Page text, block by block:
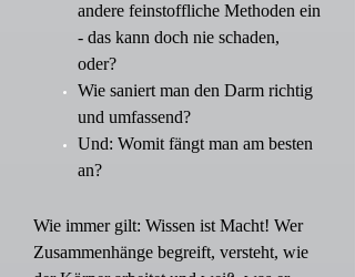
andere feinstoffliche Methoden ein
- das kann doch nie schaden,
oder?
Wie saniert man den Darm richtig
und umfassend?
Und: Womit fängt man am besten
an?
Wie immer gilt: Wissen ist Macht! Wer
Zusammenhänge begreift, versteht, wie